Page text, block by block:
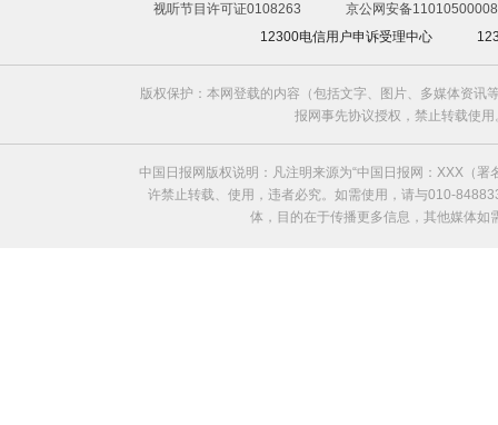
视听节目许可证0108263
京公网安备
12300电信用户申诉受理中心
版权保护：本网登载的内容（包括文字、图片、多媒体资
报网事先协议授权，禁止转载使
中国日报网版权说明：凡注明来源为“中国日报网：XXX（
许禁止转载、使用，违者必究。如需使用，请与010-
体，目的在于传播更多信息，其他媒体